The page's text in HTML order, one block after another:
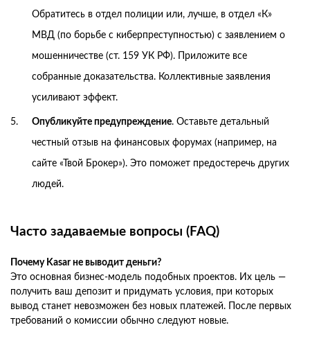
Обратитесь в отдел полиции или, лучше, в отдел «К»
МВД (по борьбе с киберпреступностью) с заявлением о
мошенничестве (ст. 159 УК РФ). Приложите все
собранные доказательства. Коллективные заявления
усиливают эффект.
Опубликуйте предупреждение. Оставьте детальный
честный отзыв на финансовых форумах (например, на
сайте «Твой Брокер»). Это поможет предостеречь других
людей.
Часто задаваемые вопросы (FAQ)
Почему Kasar не выводит деньги?
Это основная бизнес-модель подобных проектов. Их цель —
получить ваш депозит и придумать условия, при которых
вывод станет невозможен без новых платежей. После первых
требований о комиссии обычно следуют новые.